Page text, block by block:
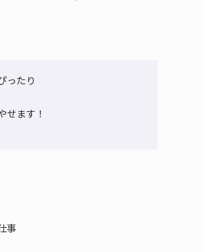
ったり
ます！
事